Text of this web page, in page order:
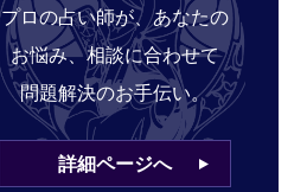
プロの占い師が、あなたの
お悩み、相談に合わせて
問題解決のお手伝い。
詳細ページへ